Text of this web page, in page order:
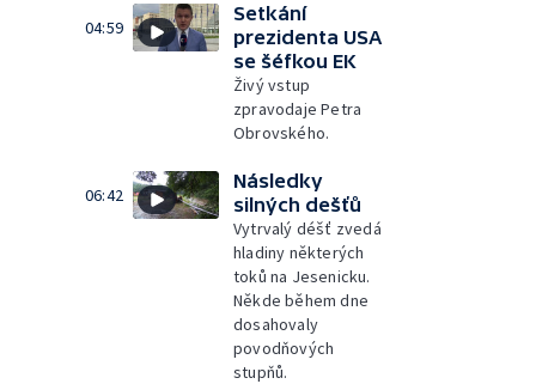
04:59
Setkání
prezidenta USA
se šéfkou EK
Živý vstup
zpravodaje Petra
Obrovského.
06:42
Následky
silných dešťů
Vytrvalý déšť zvedá
hladiny některých
toků na Jesenicku.
Někde během dne
dosahovaly
povodňových
stupňů.